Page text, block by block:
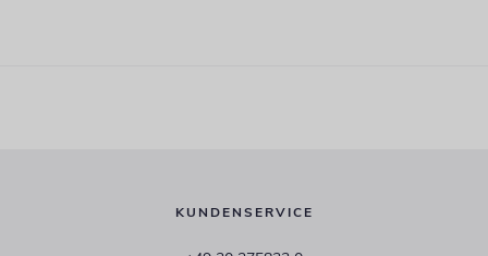
KUNDENSERVICE